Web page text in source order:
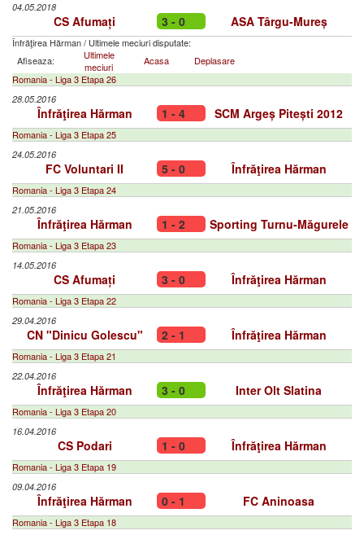
04.05.2018
CS Afumați 3 - 0 ASA Târgu-Mureș
Înfrăţirea Hărman/ Ultimele meciuri disputate:
Afiseaza:
Ultimele
meciuri
Acasa
Deplasare
Romania - Liga 3 Etapa 26
28.05.2016
Înfrăţirea Hărman 1 - 4 SCM Argeș Pitești 2012
Romania - Liga 3 Etapa 25
24.05.2016
FC Voluntari II 5 - 0 Înfrăţirea Hărman
Romania - Liga 3 Etapa 24
21.05.2016
Înfrăţirea Hărman 1 - 2 Sporting Turnu-Măgurele
Romania - Liga 3 Etapa 23
14.05.2016
CS Afumați 3 - 0 Înfrăţirea Hărman
Romania - Liga 3 Etapa 22
29.04.2016
CN "Dinicu Golescu" 2 - 1 Înfrăţirea Hărman
Romania - Liga 3 Etapa 21
22.04.2016
Înfrăţirea Hărman 3 - 0 Inter Olt Slatina
Romania - Liga 3 Etapa 20
16.04.2016
CS Podari 1 - 0 Înfrăţirea Hărman
Romania - Liga 3 Etapa 19
09.04.2016
Înfrăţirea Hărman 0 - 1 FC Aninoasa
Romania - Liga 3 Etapa 18